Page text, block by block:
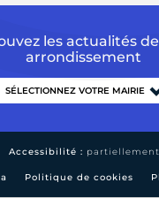
les actualités
arrondissement
Accessibilité :
Politique de cookies